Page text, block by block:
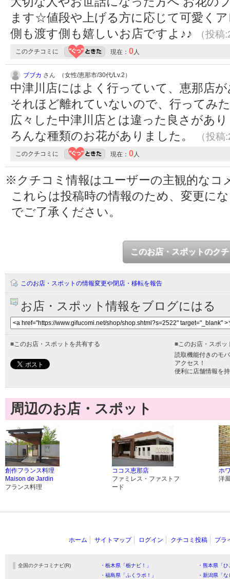
ます☆値段や上げる方に応じて可愛く
側も渡す側も嬉しいお店ですよ♪♪
（投
このクチコミに 現在： 0人
ブブカ さん （女性/恵那市/30代/Lv.2）
中津川店にはよく行っていて、恵那店
それほど離れていないので、行ってみ
広々した中津川店とは違った良さがあ
ろんな種類のお花がありました。
（投
このクチコミに 現在： 0人
※クチコミ情報はユーザーの主観的なコ
これらは投稿時の情報のため、変更に
でご了承ください。
このお店・スポットのク
このお店・スポットの情報変更や閉店・移転を報告
お店・スポット情報をブログにはる
■このお店・スポットを共有する ■このお店・スポッ
読取機能付きのモ
アクセス！
便利に店舗情報を
周辺のお店・スポット
創作フランス料理
Maison de Jardin
フランス料理
ココス恵那店
ファミレス・ファストフ
ード
ホ
洋
ホーム サイトマップ ログイン クチコミ投稿 プラ
全国のクチコミナビ(R) ・栃木県「栃ナビ！」
・熊本県「
・福島県「ふくラボ！」
・新潟県「